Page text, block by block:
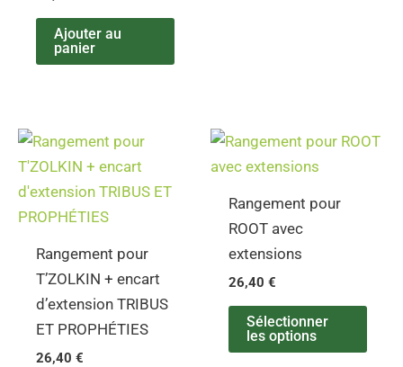
Ajouter au
panier
Rangement pour
T’ZOLKIN + encart
d’extension TRIBUS
ET PROPHÉTIES
26,40€
Rangement pour
ROOT avec
extensions
26,40€
Sélectionner
les options